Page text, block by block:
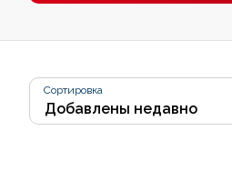
Сортировка